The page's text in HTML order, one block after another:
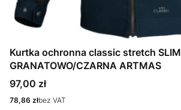
Kurtka ochronna classic stretch SLIM
GRANATOWO/CZARNA ARTMAS
Cena
97,00 zł
Cena
78,86 złbez VAT